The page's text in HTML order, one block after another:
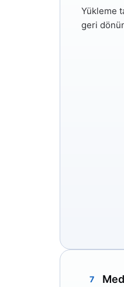
Yükleme
geri
7